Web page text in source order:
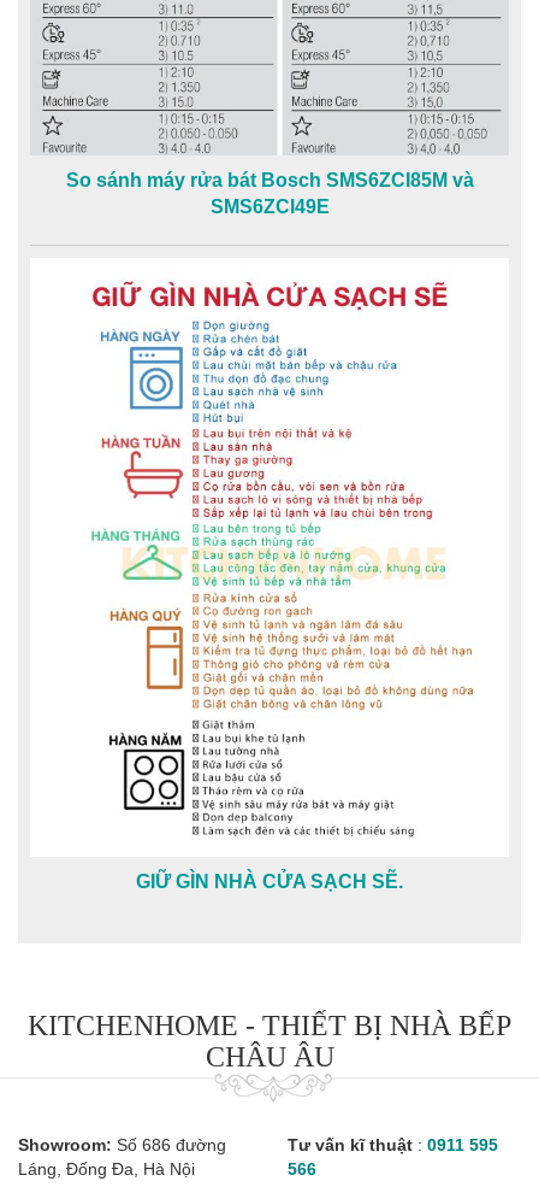
So sánh máy rửa bát Bosch SMS6ZCI85M và
SMS6ZCI49E
GIỮ GÌN NHÀ CỬA SẠCH SẼ.
KITCHENHOME - THIẾT BỊ NHÀ BẾP
CHÂU ÂU
Showroom: Số 686 đường
Láng, Đống Đa, Hà Nội
Tư vấn kĩ thuật : 0911 595
566